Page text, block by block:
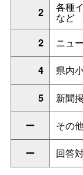
2 各種
など
2
ニュ
4 県内
5 新聞
ー その
ー 回答